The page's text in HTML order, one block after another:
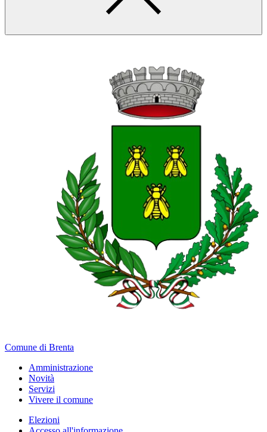
Comune di Brenta
Amministrazione
Novità
Servizi
Vivere il comune
Elezioni